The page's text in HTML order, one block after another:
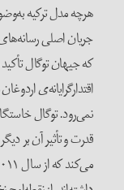
هرچه مدل ترکیه
جریان اصلی
که جیهان توگال
اقتدارگرایانه‌ی
نمی‌رود. توگال
قدرت و تأثیر آن بر